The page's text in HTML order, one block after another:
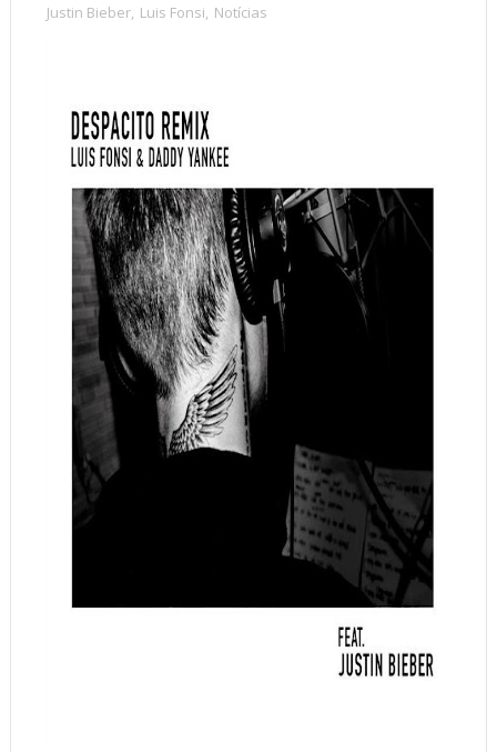
Justin Bieber, Luis Fonsi, Notícias